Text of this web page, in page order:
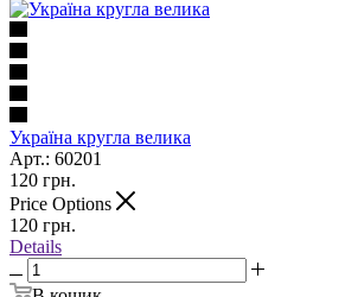
Україна кругла велика
Арт.: 60201
120 грн.
Price Options
120 грн.
Details